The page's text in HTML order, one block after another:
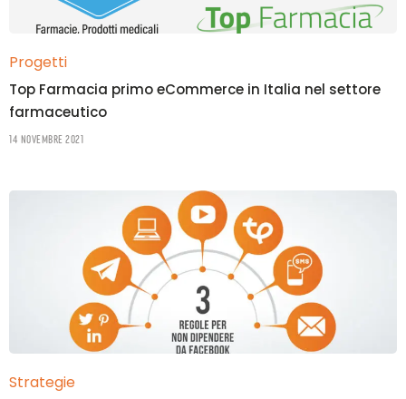
Progetti
Top Farmacia primo eCommerce in Italia nel settore
farmaceutico
14 Novembre 2021
Strategie